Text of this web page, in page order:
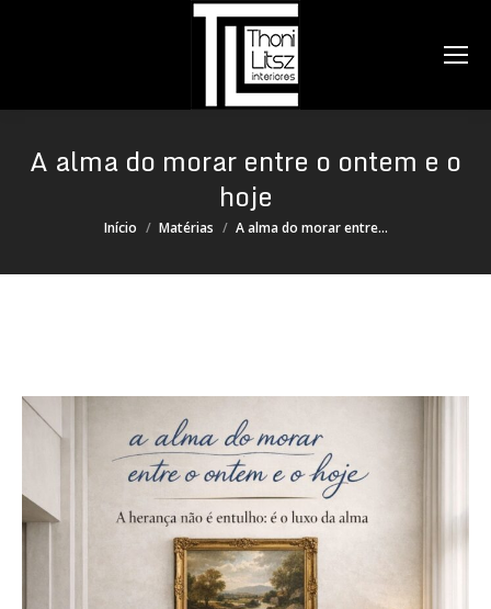
A alma do morar entre o ontem e o
hoje
Você está aqui:
Início Matérias A alma do morar entre…